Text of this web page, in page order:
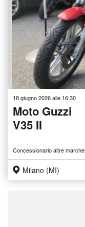
18 giugno 2026 alle 16:30
Moto Guzzi
V35 II
Concessionario altre marche
Milano (MI)